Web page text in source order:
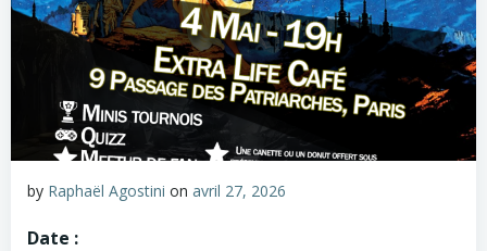
by Raphaël Agostini on avril 27, 2026
Date :